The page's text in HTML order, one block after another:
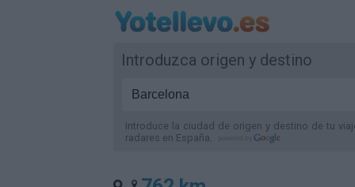
Introduzca origen y destino
Introduce la ciudad de origen y destino de tu
radares en España.